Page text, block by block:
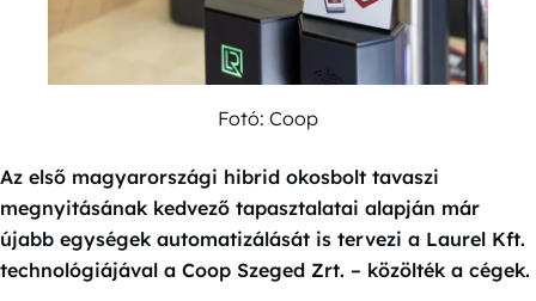
Fotó: Coop
Az első magyarországi hibrid okosbolt tavaszi
megnyitásának kedvező tapasztalatai alapján már
újabb egységek automatizálását is tervezi a Laurel Kft.
technológiájával a Coop Szeged Zrt. – közölték a cégek.